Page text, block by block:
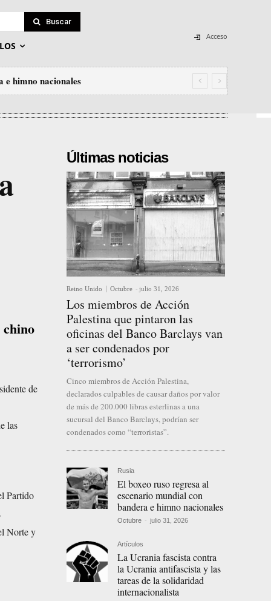
Buscar
Acceso
e himno nacionales
de
las
Partido
Norte y
Últimas noticias
Reino Unido Octubre - julio 31, 2026
Los miembros de Acción
Palestina que pintaron las
oficinas del Banco Barclays van
a ser condenados por
‘terrorismo’
Cinco miembros de Acción Palestina,
declarados culpables de causar daños por valor
de más de 200.000 libras esterlinas a una
sucursal del Banco Barclays, podrían ser
condenados como “terroristas”.
Rusia
El boxeo ruso regresa al
escenario mundial con
bandera e himno nacionales
Octubre - julio 31, 2026
Artículos
La Ucrania fascista contra
la Ucrania antifascista y las
tareas de la solidaridad
internacionalista